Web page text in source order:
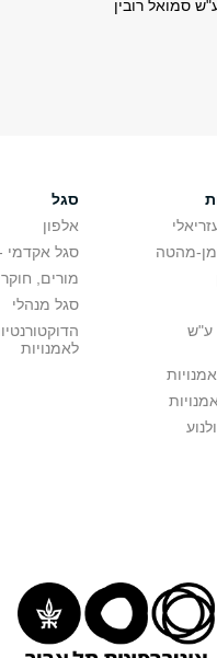
מהטה
ע"ש
סגל
אלפון
סגל אקדמי
מורים,
סגל מנהלי
לאמנויות